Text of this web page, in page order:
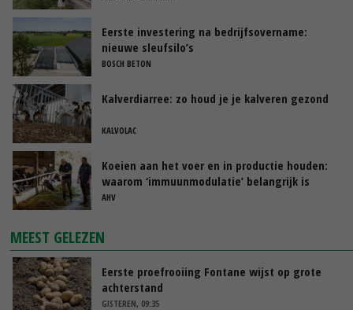
Eerste investering na bedrijfsovername:
nieuwe sleufsilo’s
BOSCH BETON
Kalverdiarree: zo houd je je kalveren gezond
KALVOLAC
Koeien aan het voer en in productie houden:
waarom ‘immuunmodulatie’ belangrijk is
tijdens de transitieperiode
AHV
MEEST GELEZEN
Eerste proefrooiing Fontane wijst op grote
achterstand
GISTEREN, 09:35